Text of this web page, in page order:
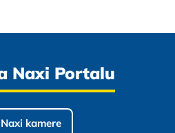
Naxi Portalu
Naxi kamere